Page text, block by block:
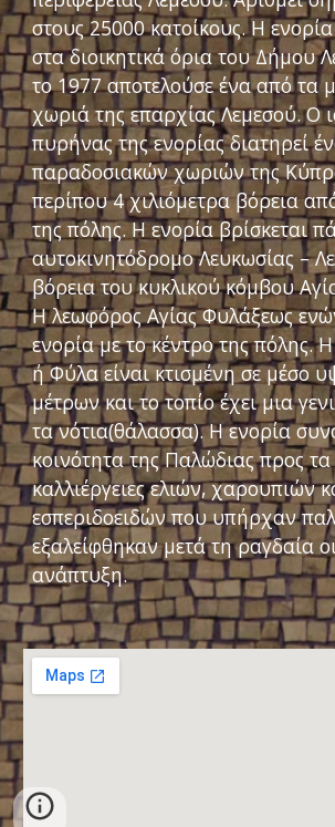
στους 25000 κατοίκους. Η
στα διοικητικά όρια του Δήμου
το 1977 αποτελούσε ένα από τα
χωριά της επαρχίας Λεμεσού. Ο
πυρήνας της ενορίας διατηρεί
παραδοσιακών χωριών της
περίπου 4 χιλιόμετρα βόρεια
της πόλης. Η ενορία βρίσκεται
αυτοκινητόδρομο Λευκωσίας –
βόρεια του κυκλικού κόμβου
Η λεωφόρος Αγίας Φυλάξεως
ενορία με το κέντρο της πόλης.
ή Φύλα είναι κτισμένη σε μέσο
μέτρων και το τοπίο έχει μια
τα νότια(θάλασσα). Η ενορία
κοινότητα της Παλώδιας προς
καλλιέργειες ελιών, χαρουπιών
εσπεριδοειδών που υπήρχαν
εξαλείφθηκαν μετά τη ραγδαία
ανάπτυξη.